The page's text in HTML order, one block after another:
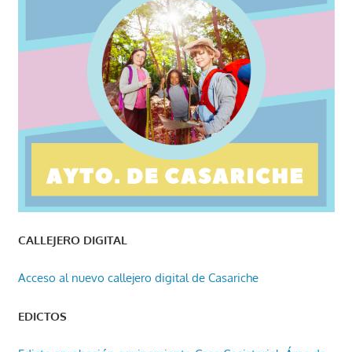
CALLEJERO DIGITAL
Acceso al nuevo callejero digital de Casariche
EDICTOS